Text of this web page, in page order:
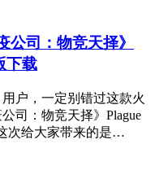
公司：物竞天择》
下载
户，一定别错过这款火
司：物竞天择》Plague
次给大家带来的是…